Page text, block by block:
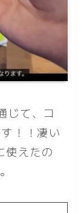
て、コ
！！凄い
えたの